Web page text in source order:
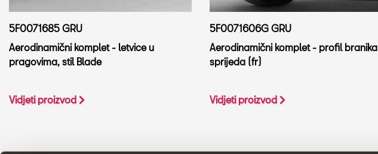
5F0071685 GRU
Aerodinamični komplet - letvice u
pragovima, stil Blade
Vidjeti proizvod
5F0071606G GRU
Aerodinamični komplet - profil branika
sprijeda (fr)
Vidjeti proizvod